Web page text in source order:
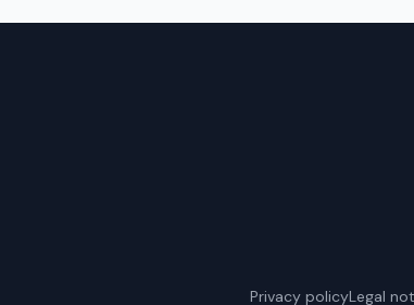
Privacy policyLegal